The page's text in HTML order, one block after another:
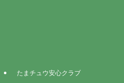
たまチュウ安心クラブ